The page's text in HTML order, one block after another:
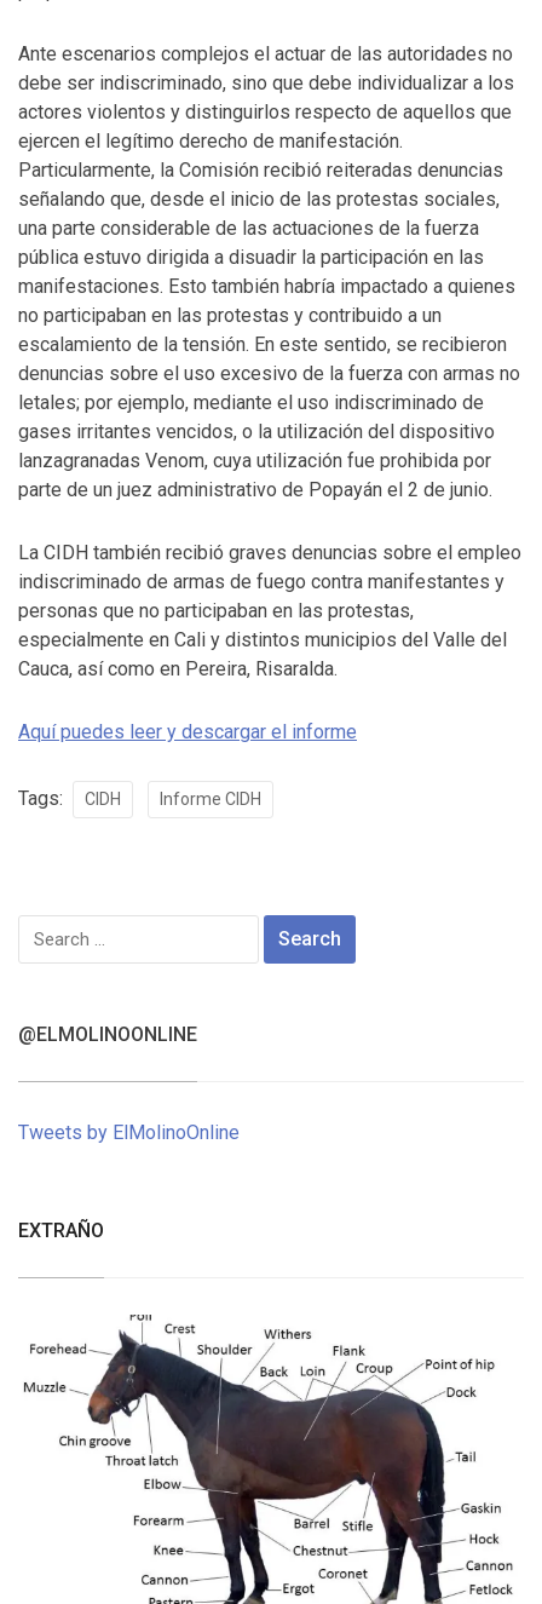
Ante escenarios complejos el actuar de las autoridades no
debe ser indiscriminado, sino que debe individualizar a los
actores violentos y distinguirlos respecto de aquellos que
ejercen el legítimo derecho de manifestación.
Particularmente, la Comisión recibió reiteradas denuncias
señalando que, desde el inicio de las protestas sociales,
una parte considerable de las actuaciones de la fuerza
pública estuvo dirigida a disuadir la participación en las
manifestaciones. Esto también habría impactado a quienes
no participaban en las protestas y contribuido a un
escalamiento de la tensión. En este sentido, se recibieron
denuncias sobre el uso excesivo de la fuerza con armas no
letales; por ejemplo, mediante el uso indiscriminado de
gases irritantes vencidos, o la utilización del dispositivo
lanzagranadas Venom, cuya utilización fue prohibida por
parte de un juez administrativo de Popayán el 2 de junio.
La CIDH también recibió graves denuncias sobre el empleo
indiscriminado de armas de fuego contra manifestantes y
personas que no participaban en las protestas,
especialmente en Cali y distintos municipios del Valle del
Cauca, así como en Pereira, Risaralda.
Aquí puedes leer y descargar el informe
Tags: CIDH Informe CIDH
Search
@ELMOLINOONLINE
Tweets by ElMolinoOnline
EXTRAÑO